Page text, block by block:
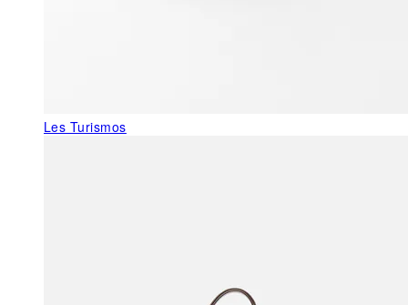
Les Turismos